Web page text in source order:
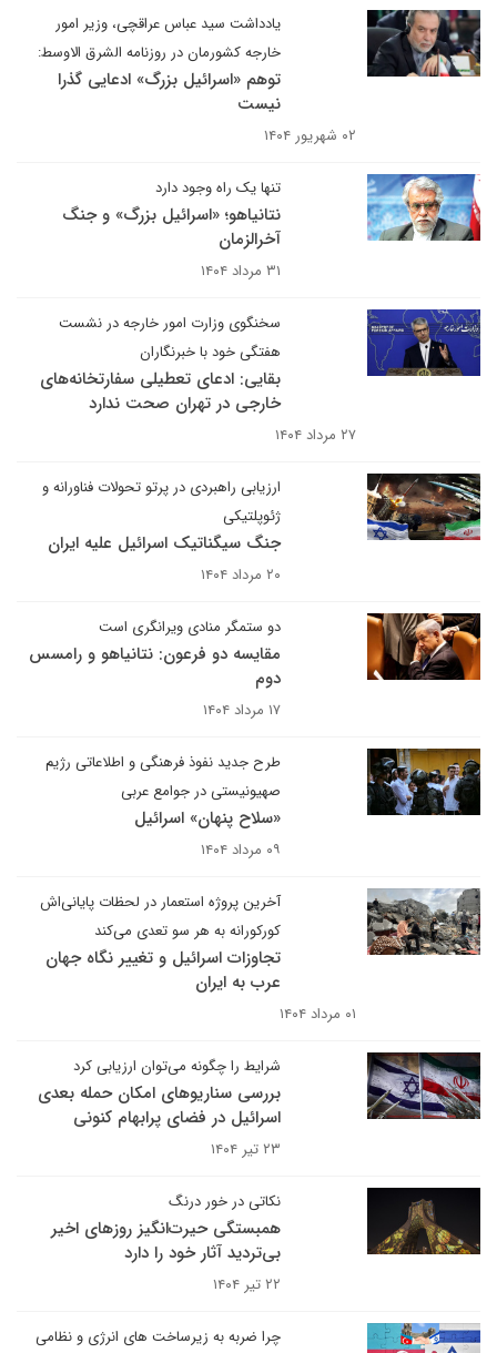
یادداشت سید عباس عراقچی، وزیر امور
خارجه کشورمان در روزنامه الشرق الاوسط:
توهم «اسرائیل بزرگ» ادعایی گذرا
نیست
۰۲ شهریور ۱۴۰۴
تنها یک راه وجود دارد
نتانیاهو؛ «اسرائیل بزرگ» و جنگ
آخرالزمان
۳۱ مرداد ۱۴۰۴
سخنگوی وزارت امور خارجه در نشست
هفتگی خود با خبرنگاران
بقایی: ادعای تعطیلی سفارتخانه‌های
خارجی در تهران صحت ندارد
۲۷ مرداد ۱۴۰۴
ارزیابی راهبردی در پرتو تحولات فناورانه و
ژئوپلتیکی
جنگ سیگناتیک اسرائیل علیه ایران
۲۰ مرداد ۱۴۰۴
دو ستمگر منادی ویرانگری است
مقایسه دو فرعون: نتانیاهو و رامسس
دوم
۱۷ مرداد ۱۴۰۴
طرح جدید نفوذ فرهنگی و اطلاعاتی رژیم
صهیونیستی در جوامع عربی
«سلاح پنهان» اسرائیل
۰۹ مرداد ۱۴۰۴
آخرین پروژه استعمار در لحظات پایانی‌اش
کورکورانه به هر سو تعدی می‌کند
تجاوزات اسرائیل و تغییر نگاه جهان
عرب به ایران
۰۱ مرداد ۱۴۰۴
شرایط را چگونه می‌توان ارزیابی کرد
بررسی سناریوهای امکان حمله بعدی
اسرائیل در فضای پرابهام کنونی
۲۳ تیر ۱۴۰۴
نکاتی در خور درنگ
همبستگی حیرت‌انگیز روزهای اخیر
بی‌تردید آثار خود را دارد
۲۲ تیر ۱۴۰۴
چرا ضربه به زیرساخت های انرژی و نظامی